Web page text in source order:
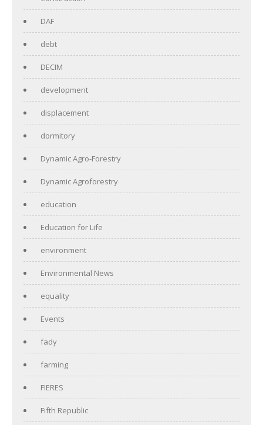
DAF
debt
DECIM
development
displacement
dormitory
Dynamic Agro-Forestry
Dynamic Agroforestry
education
Education for Life
environment
Environmental News
equality
Events
fady
farming
FIERES
Fifth Republic